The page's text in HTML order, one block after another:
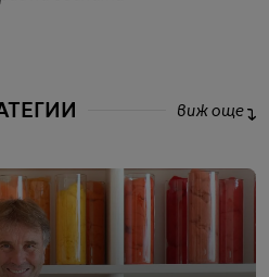
виж още